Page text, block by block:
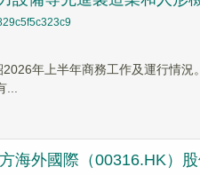
年上半年商務工作及運行情
海外國際（00316.HK）